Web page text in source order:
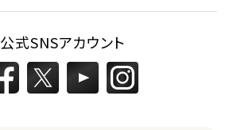
公式SNSアカウント